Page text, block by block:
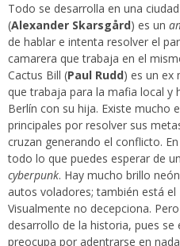
Todo se desarrolla en una
(Alexander Skarsgård) es un
de hablar e intenta resolver el
camarera que trabaja en el
Cactus Bill (Paul Rudd) es un ex
que trabaja para la mafia local y
Berlín con su hija. Existe mucho
principales por resolver sus
cruzan generando el conflicto.
todo lo que puedes esperar de
cyberpunk. Hay mucho brillo
autos voladores; también está
Visualmente no decepciona.
desarrollo de la historia, pues
preocupa por adentrarse en